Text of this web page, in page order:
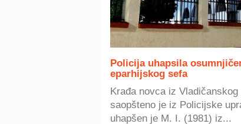
Policija uhapsila
eparhijskog sefa
Krađa novca iz
saopšteno je iz Policijske
uhapšen je M. I. (1981) iz...